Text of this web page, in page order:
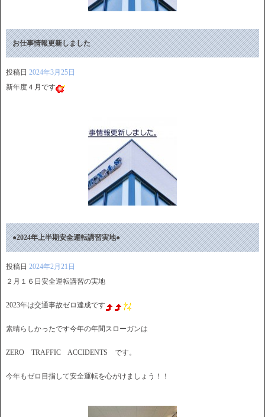
お仕事情報更新しました
投稿日 2024年3月25日
新年度４月です
●2024年上半期安全運転講習実地●
投稿日 2024年2月21日
２月１６日安全運転講習の実地
2023年は交通事故ゼロ達成です
素晴らしかったです今年の年間スローガンは
ZERO TRAFFIC ACCIDENTS です。
今年もゼロ目指して安全運転を心がけましょう！！